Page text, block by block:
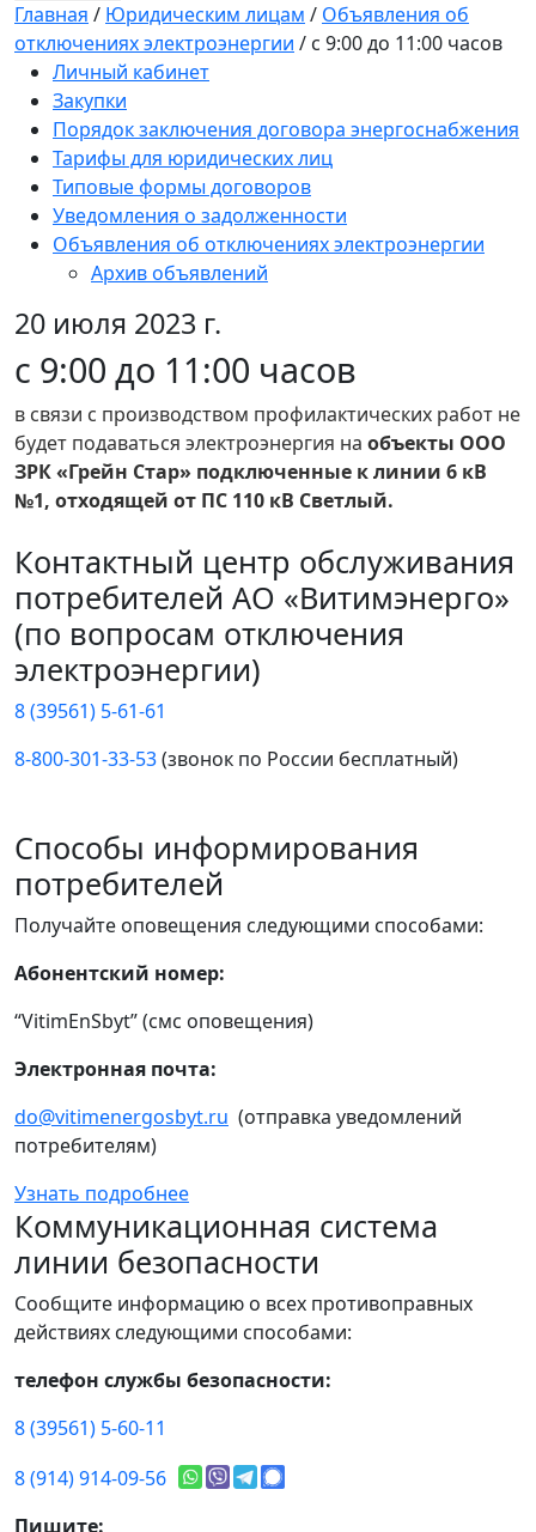
Главная / Юридическим лицам / Объявления об
отключениях электроэнергии / с 9:00 до 11:00 часов
Личный кабинет
Закупки
Порядок заключения договора энергоснабжения
Тарифы для юридических лиц
Типовые формы договоров
Уведомления о задолженности
Объявления об отключениях электроэнергии
Архив объявлений
20 июля 2023 г.
с 9:00 до 11:00 часов
в связи с производством профилактических работ не
будет подаваться электроэнергия на объекты ООО
ЗРК «Грейн Стар» подключенные к линии 6 кВ
№1, отходящей от ПС 110 кВ Светлый.
Контактный центр обслуживания
потребителей АО «Витимэнерго»
(по вопросам отключения
электроэнергии)
8 (39561) 5-61-61
8-800-301-33-53(звонок по России бесплатный)
Способы информирования
потребителей
Получайте оповещения следующими способами:
Абонентский номер:
“VitimEnSbyt” (смс оповещения)
Электронная почта:
do@vitimenergosbyt.ru (отправка уведомлений
потребителям)
Узнать подробнее
Коммуникационная система
линии безопасности
Сообщите информацию о всех противоправных
действиях следующими способами:
телефон службы безопасности:
8 (39561) 5-60-11
8 (914) 914-09-56
Пишите: